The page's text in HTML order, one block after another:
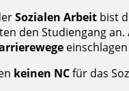
Sozialen Arbeit bist
den Studiengang
keinen NCfür das